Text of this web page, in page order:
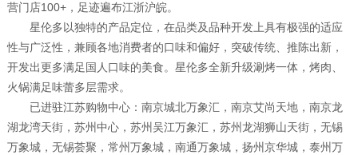
营门店100+，足迹遍布江浙沪皖。
星伦多以独特的产品定位，在品类及品种开发上具有极强的适应
性与广泛性，兼顾各地消费者的口味和偏好，突破传统、推陈出新，
开发出更多满足国人口味的美食。星伦多全新升级涮烤一体，烤肉、
火锅满足味蕾多层需求。
已进驻江苏购物中心：南京城北万象汇，南京艾尚天地，南京龙
湖龙湾天街，苏州中心，苏州吴江万象汇，苏州龙湖狮山天街，无锡
万象城，无锡荟聚，常州万象城，南通万象城，扬州京华城，泰州万